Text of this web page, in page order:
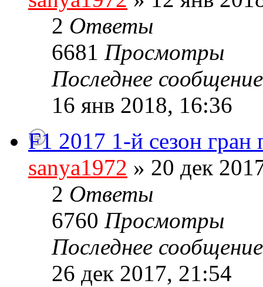
2 Ответы
6681 Просмотры
Последнее
16 янв 2018, 16:36
F1 2017 1-й сезон
sanya1972 » 20 дек
2 Ответы
6760 Просмотры
Последнее
26 дек 2017, 21:54